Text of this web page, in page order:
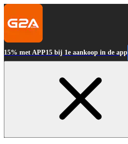
15% met APP15 bij 1e aankoop in de app